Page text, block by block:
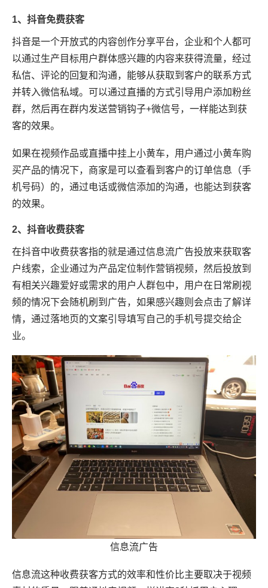
1、抖音免费获客
抖音是一个开放式的内容创作分享平台，企业和个人都可
以通过生产目标用户群体感兴趣的内容来获得流量，经过
私信、评论的回复和沟通，能够从获取到客户的联系方式
并转入微信私域。可以通过直播的方式引导用户添加粉丝
群，然后再在群内发送营销钩子+微信号，一样能达到获
客的效果。
如果在视频作品或直播中挂上小黄车，用户通过小黄车购
买产品的情况下，商家是可以查看到客户的订单信息（手
机号码）的，通过电话或微信添加的沟通，也能达到获客
的效果。
2、抖音收费获客
在抖音中收费获客指的就是通过信息流广告投放来获取客
户线索，企业通过为产品定位制作营销视频，然后投放到
有相关兴趣爱好或需求的用户人群包中，用户在日常刷视
频的情况下会随机刷到广告，如果感兴趣则会点击了解详
情，通过落地页的文案引导填写自己的手机号提交给企
业。
信息流广告
信息流这种收费获客方式的效率和性价比主要取决于视频